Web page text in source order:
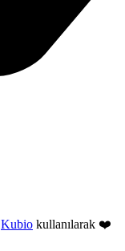
Kubio kullanılarak ❤️